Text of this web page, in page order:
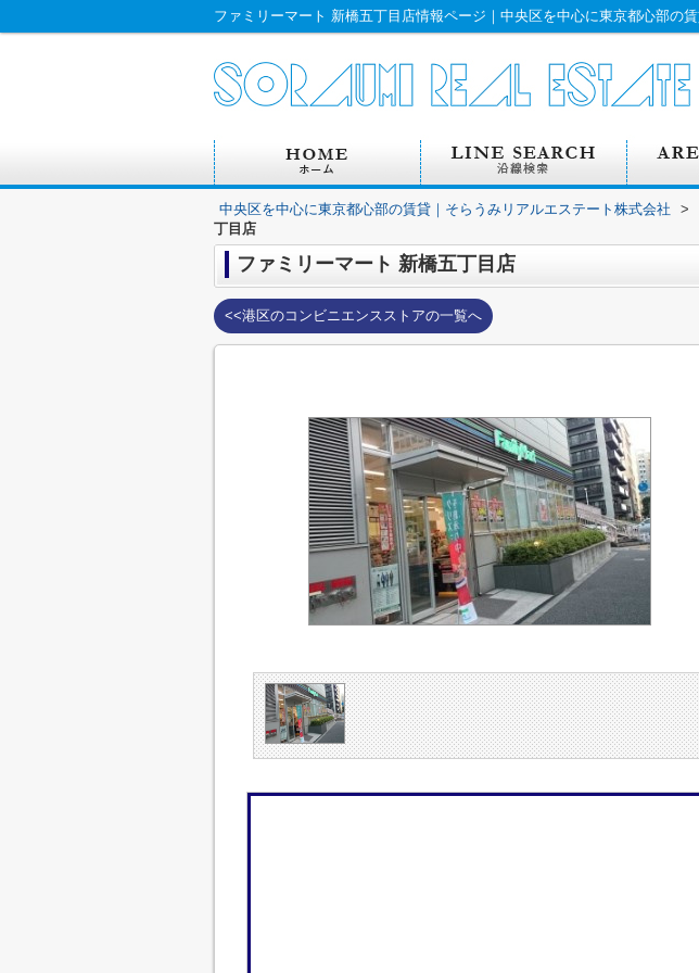
中央区を中心に東京都心部の賃貸｜そらうみリアルエステート株式会社 >
丁目店
ファミリーマート 新橋五丁目店
<<港区のコンビニエンスストアの一覧へ